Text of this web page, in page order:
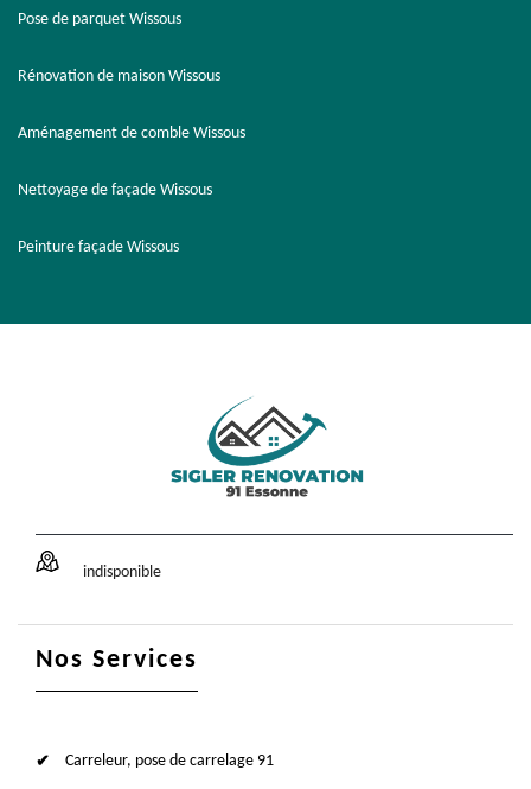
Pose de parquet Wissous
Rénovation de maison Wissous
Aménagement de comble Wissous
Nettoyage de façade Wissous
Peinture façade Wissous
indisponible
Nos Services
Carreleur, pose de carrelage 91